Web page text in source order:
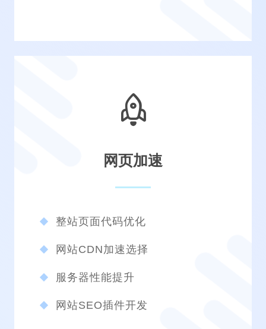
网页加速
整站页面代码优化
网站CDN加速选择
服务器性能提升
网站SEO插件开发